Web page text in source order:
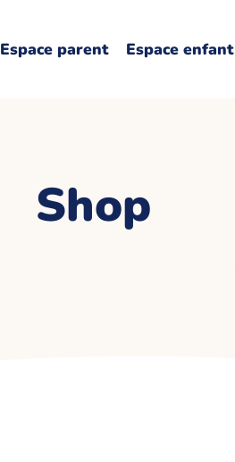
Espace parent Espace enfant
Shop